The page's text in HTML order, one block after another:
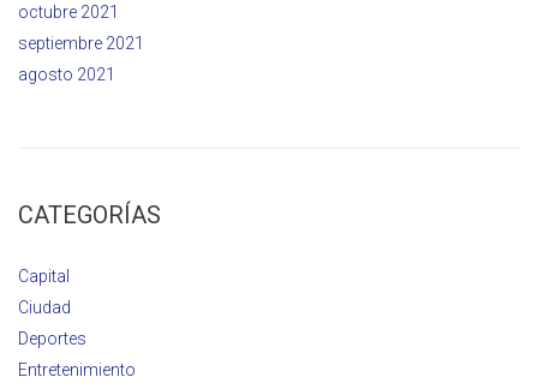
octubre 2021
septiembre 2021
agosto 2021
CATEGORÍAS
Capital
Ciudad
Deportes
Entretenimiento